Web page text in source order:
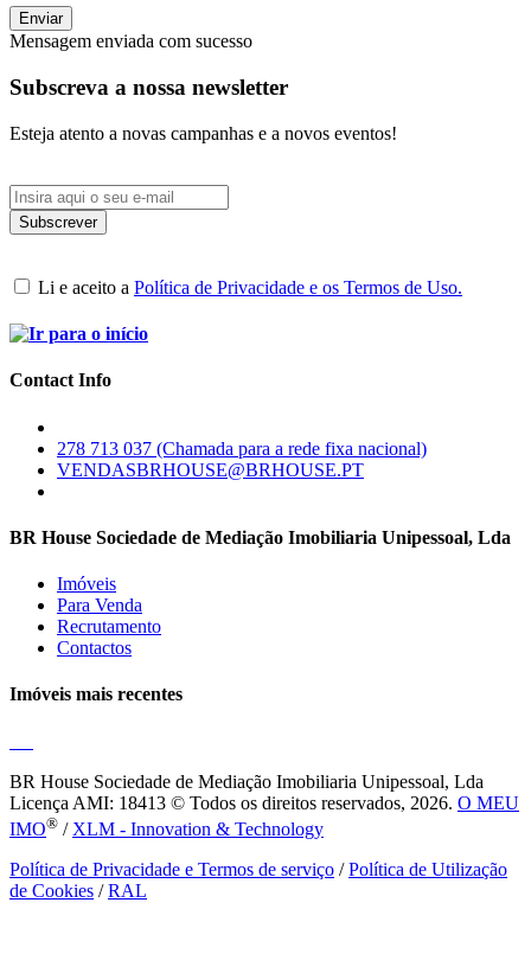
Enviar
Mensagem enviada com sucesso
Subscreva a nossa newsletter
Esteja atento a novas campanhas e a novos eventos!
Li e aceito a Política de Privacidade e os Termos de Uso.
Contact Info
278 713 037 (Chamada para a rede fixa nacional)
VENDASBRHOUSE@BRHOUSE.PT
BR House Sociedade de Mediação Imobiliaria Unipessoal, Lda
Imóveis
Para Venda
Recrutamento
Contactos
Imóveis mais recentes
BR House Sociedade de Mediação Imobiliaria Unipessoal, Lda
Licença AMI: 18413 © Todos os direitos reservados, 2026. O MEU
IMO® / XLM - Innovation & Technology
Política de Privacidade e Termos de serviço /Política de Utilização
de Cookies /RAL